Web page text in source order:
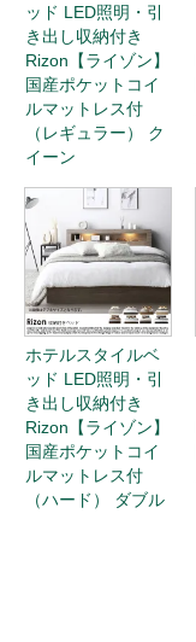
ッド LED照明・引
き出し収納付き
Rizon【ライゾン】
国産ポケットコイ
ルマットレス付
（レギュラー） ク
イーン
ホテルスタイルベ
ッド LED照明・引
き出し収納付き
Rizon【ライゾン】
国産ポケットコイ
ルマットレス付
（ハード） ダブル